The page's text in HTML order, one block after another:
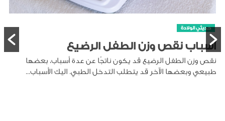
حديثي الولادة
أسباب نقص وزن الطفل الرضيع
نقص وزن الطفل الرضيع قد يكون ناتجًا عن عدة أسباب، بعضها
طبيعي وبعضها الآخر قد يتطلب التدخل الطبي. اليك الأسباب...